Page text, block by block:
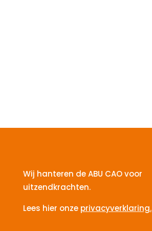
Wij hanteren de ABU CAO voor
uitzendkrachten.
Lees hier onze privacyverklaring.